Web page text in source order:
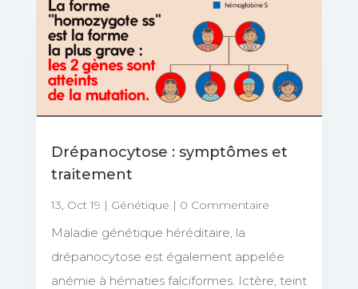
Drépanocytose : symptômes et
traitement
13, Oct 19 | Génétique | 0 Commentaire
Maladie génétique héréditaire, la
drépanocytose est également appelée
anémie à hématies falciformes. Ictère, teint